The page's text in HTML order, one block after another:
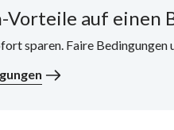
Vorteile auf einen
sparen. Faire Bedingungen